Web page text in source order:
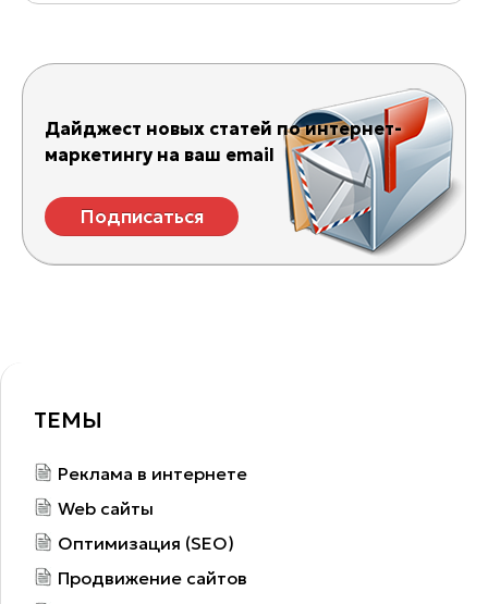
Дайджест новых статей по интернет-
маркетингу на ваш email
Подписаться
ТЕМЫ
Реклама в интернете
Web сайты
Оптимизация (SEO)
Продвижение сайтов